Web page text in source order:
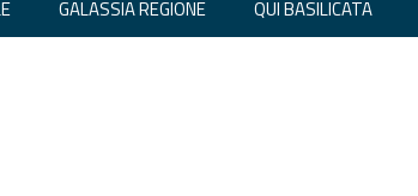
GALASSIA REGIONE QUI BASILICATA